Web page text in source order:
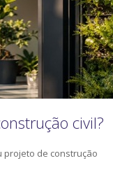
civil?
projeto de construção